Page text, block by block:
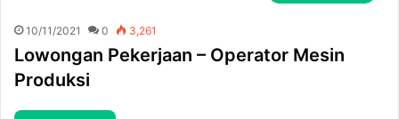
10/11/2021 0 3,261
Lowongan Pekerjaan – Operator Mesin
Produksi